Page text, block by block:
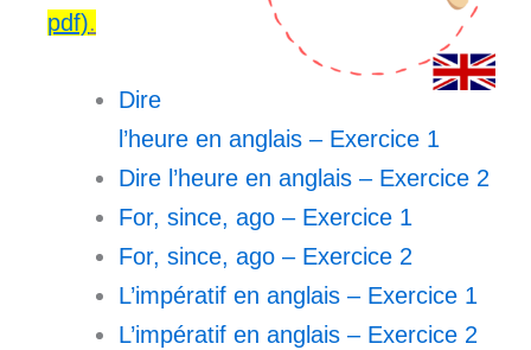
pdf).
Dire
l’heure en anglais – Exercice 1
Dire l’heure en anglais – Exercice 2
For, since, ago – Exercice 1
For, since, ago – Exercice 2
L’impératif en anglais – Exercice 1
L’impératif en anglais – Exercice 2